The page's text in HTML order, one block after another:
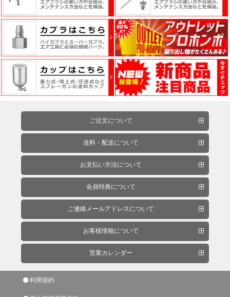
ド・
バ
フ・
ー
ケ
ア
用
ト・
ィ
ご注文について
送料・配送について
お支払い方法について
会員特典について
ご連絡メールアドレスについて
お客様情報について
営業カレンダー
利用規約